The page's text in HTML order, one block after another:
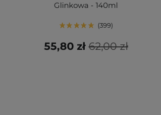
Glinkowa - 140ml
399
62,00 zł
55,80 zł